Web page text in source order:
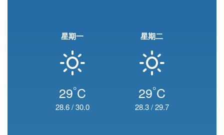
星期一
29°C
28.6/30.0
星期二
29°C
28.3/29.7